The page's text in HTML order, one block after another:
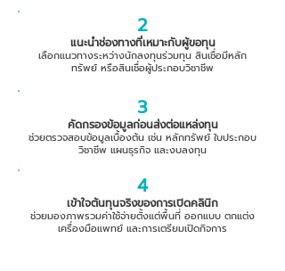
2
แนะนำช่องทางที่เหมาะกับผู้ขอทุน
เลือกแนวทางระหว่างนักลงทุนร่วมทุน สินเชื่อมีหลัก
ทรัพย์ หรือสินเชื่อผู้ประกอบวิชาชีพ
3
คัดกรองข้อมูลก่อนส่งต่อแหล่งทุน
ช่วยตรวจสอบข้อมูลเบื้องต้น เช่น หลักทรัพย์ ใบประกอบ
วิชาชีพ แผนธุรกิจ และงบลงทุน
4
เข้าใจต้นทุนจริงของการเปิดคลินิก
ช่วยมองภาพรวมค่าใช้จ่ายตั้งแต่พื้นที่ ออกแบบ ตกแต่ง
เครื่องมือแพทย์ และการเตรียมเปิดกิจการ